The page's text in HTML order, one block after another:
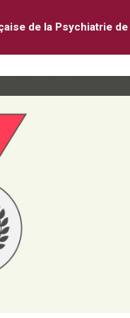
de la Psychiatrie